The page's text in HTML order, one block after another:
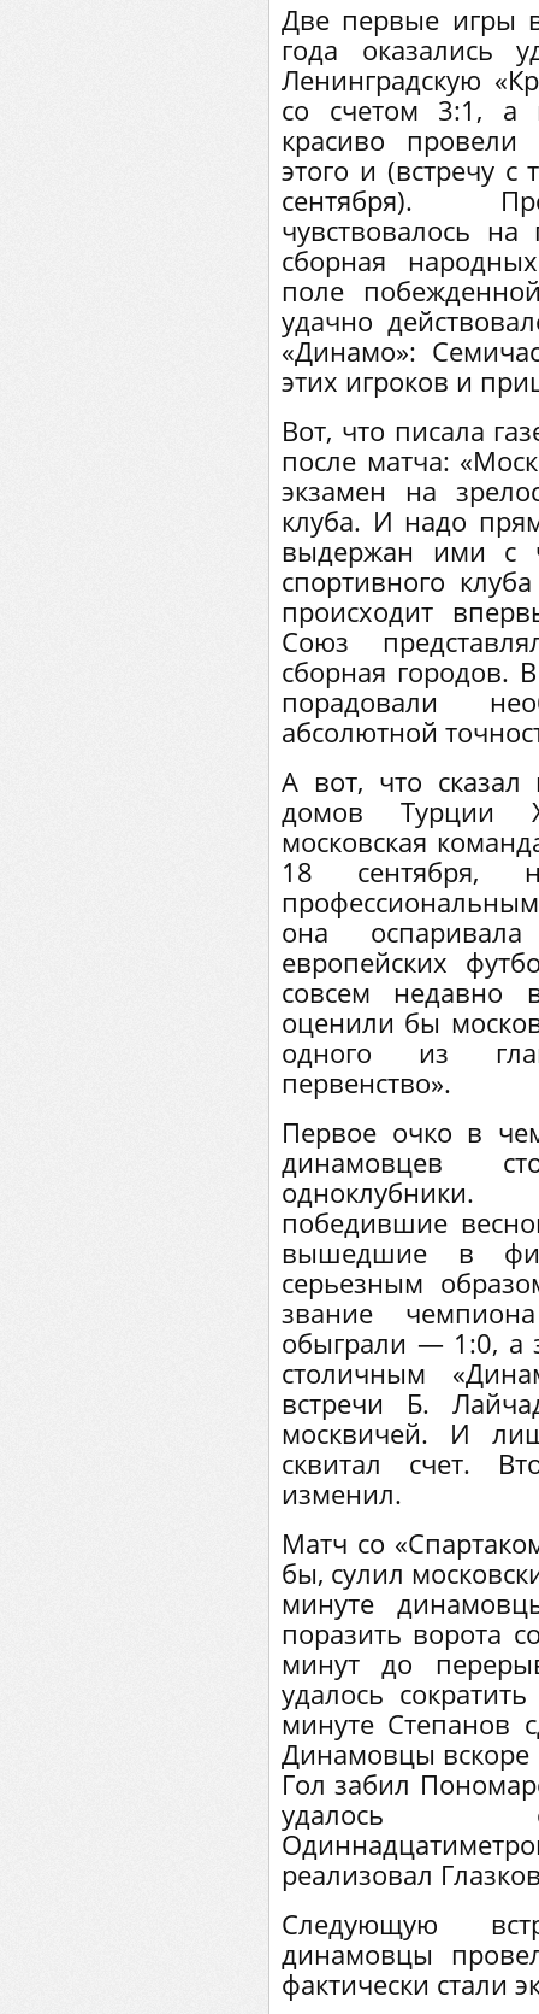
Две первые игры
года оказались
Ленинградскую
со счетом 3:1,
красиво
этого и (встречу с
сентября).
чувствовалось
сборная
поле
удачно
«Динамо»:
этих игроков и
Вот, что писала
после матча:
экзамен на
клуба. И надо
выдержан ими с
спортивного
происходит
Союз
сборная городов.
порадовали
абсолютной
А вот, что сказал
домов Турции
московская
18 сентября,
она
европейских
совсем недавно
оценили бы
одного из
первенство».
Первое очко в
динамовцев
одноклубники.
победившие
вышедшие в
серьезным
звание
обыграли — 1:0, а
столичным
встречи Б.
москвичей. И
сквитал счет.
изменил.
Матч со
бы, сулил
минуте
поразить ворота
минут до
удалось
минуте Степанов
Динамовцы вскоре
Гол забил
удалось
реализовал
Следующую
динамовцы
фактически стали